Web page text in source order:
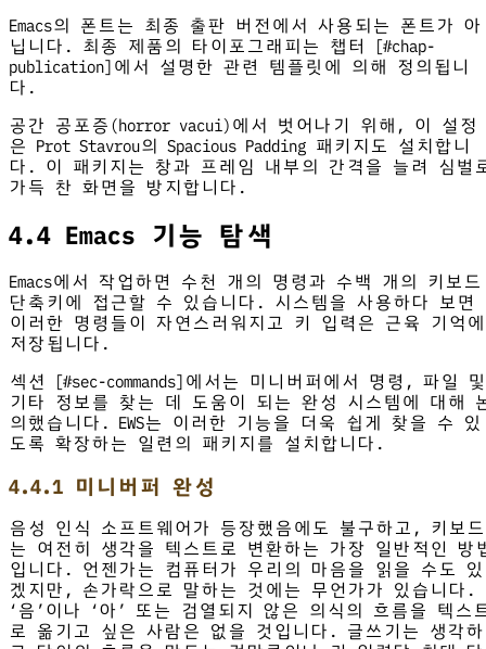
Emacs의 폰트는 최종 출판 버전에서 사용되는 폰트가 아
닙니다. 최종 제품의 타이포그래피는 챕터 [#chap-
publication]에서 설명한 관련 템플릿에 의해 정의됩니
다.
공간 공포증(horror vacui)에서 벗어나기 위해, 이 설정
은 Prot Stavrou의 Spacious Padding 패키지도 설치합니
다. 이 패키지는 창과 프레임 내부의 간격을 늘려 심벌
가득 찬 화면을 방지합니다.
4.4 Emacs 기능 탐색
Emacs에서 작업하면 수천 개의 명령과 수백 개의 키보드
단축키에 접근할 수 있습니다. 시스템을 사용하다 보면
이러한 명령들이 자연스러워지고 키 입력은 근육 기억에
저장됩니다.
섹션 [#sec-commands]에서는 미니버퍼에서 명령, 파일 및
기타 정보를 찾는 데 도움이 되는 완성 시스템에 대해
의했습니다. EWS는 이러한 기능을 더욱 쉽게 찾을 수 있
도록 확장하는 일련의 패키지를 설치합니다.
4.4.1 미니버퍼 완성
음성 인식 소프트웨어가 등장했음에도 불구하고, 키보드
는 여전히 생각을 텍스트로 변환하는 가장 일반적인 방
입니다. 언젠가는 컴퓨터가 우리의 마음을 읽을 수도 있
겠지만, 손가락으로 말하는 것에는 무언가가 있습니다.
‘음’이나 ‘아’ 또는 검열되지 않은 의식의 흐름을 텍스
로 옮기고 싶은 사람은 없을 것입니다. 글쓰기는 생각하